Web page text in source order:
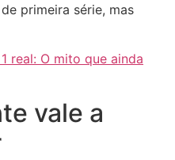
primeira série, mas
real: O mito que ainda
vale a